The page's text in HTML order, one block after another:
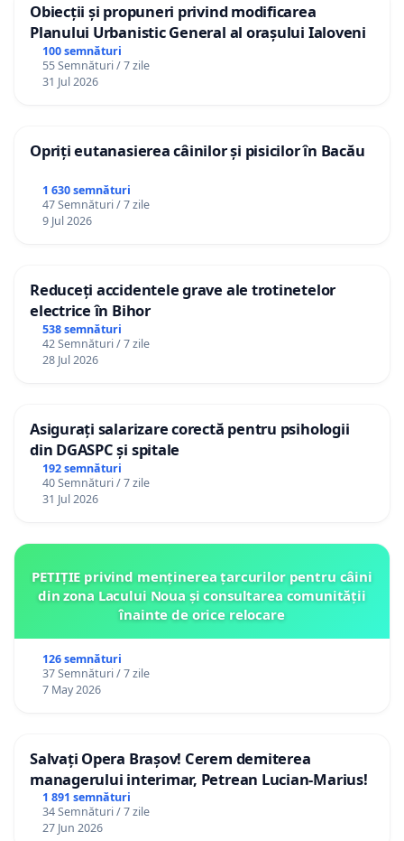
Obiecții și propuneri privind modificarea
Planului Urbanistic General al orașului Ialoveni
100 semnături
55 Semnături / 7 zile
31 Jul 2026
Opriți eutanasierea câinilor și pisicilor în Bacău
1 630 semnături
47 Semnături / 7 zile
9 Jul 2026
Reduceți accidentele grave ale trotinetelor
electrice în Bihor
538 semnături
42 Semnături / 7 zile
28 Jul 2026
Asigurați salarizare corectă pentru psihologii
din DGASPC și spitale
192 semnături
40 Semnături / 7 zile
31 Jul 2026
PETIȚIE privind menținerea țarcurilor pentru câini
din zona Lacului Noua și consultarea comunității
înainte de orice relocare
126 semnături
37 Semnături / 7 zile
7 May 2026
Salvați Opera Brașov! Cerem demiterea
managerului interimar, Petrean Lucian-Marius!
1 891 semnături
34 Semnături / 7 zile
27 Jun 2026